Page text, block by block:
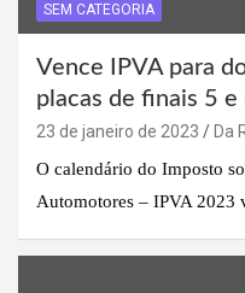
SEM CATEGORIA
Vence IPVA para
placas de finais 5 e
23 de janeiro de 2023
Da
O calendário do Imposto
Automotores – IPVA 2023